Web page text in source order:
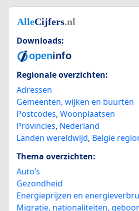
Downloads:
Regionale overzichten:
Adressen
Gemeenten, wijken en buurten
Postcodes, Woonplaatsen
Provincies, Nederland
Landen wereldwijd, België
Thema overzichten:
Auto’s
Gezondheid
Energieprijzen en
Migratie, nationaliteiten,